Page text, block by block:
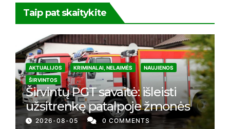
Taip pat skaitykite
AKTUALIJOS KRIMINALAI, NELAIMĖS
NAUJIENOS
ŠIRVINTOS
Širvintų PGT savaitė: išleisti
užsitrenkę patalpoje žmonės
2026-08-05 0 COMMENTS